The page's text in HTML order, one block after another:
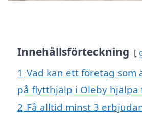
Innehållsförteckning
1 Vad kan ett företag som
på flytthjälp i Oleby hjälpa
2 Få alltid minst 3